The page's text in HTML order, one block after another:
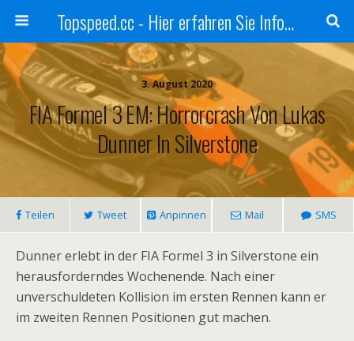
Topspeed.cc - Hier erfahren Sie Infos über die Rennsportszene mit Vollgas
3. August 2020
FIA Formel 3 EM: Horrorcrash Von Lukas
Dunner In Silverstone
Teilen Tweet Anpinnen Mail SMS
Dunner erlebt in der FIA Formel 3 in Silverstone ein
herausforderndes Wochenende. Nach einer
unverschuldeten Kollision im ersten Rennen kann er
im zweiten Rennen Positionen gut machen.